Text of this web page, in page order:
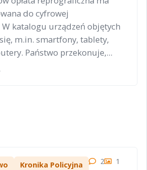
do cyfrowej
katalogu urządzeń objętych
m.in. smartfony, tablety,
Państwo przekonuje,...
Kronika Policyjna 2 1